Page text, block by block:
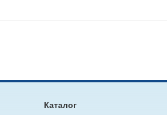
Каталог